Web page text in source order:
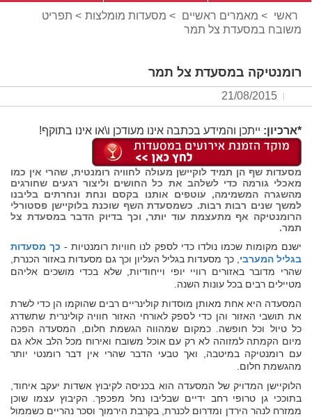
ראשי > מאמרים ראשיים > מסעדות מומלצות > תפריט
משובח במסעדת צל תמר
רומנטיקה במסעדת צל תמר
21/08/2015
*ארכיון: ייתכן והמידע בכתבה אינו מעודכן ו\או אינו בתוקף!
מסעדות שף הן תמיד לוקיישן מעולה לחוויה רומנטית, שהרי אין כמו
מאכלי גורמה כדי לשלהב את כל החושים וליצור רגעים שחורגים
מהשגרה המשמימה, עוטפים אותנו בקסם ונחת ונחרתים בליבנו
למשך שנים רבות רבות. כשמסעדת השף שוכנת בלוקיישן פסטורלי
הרומנטיקה אף מתעצמת עוד יותר, וכך בדיוק הדבר במסעדת צל
תמר.
ישנם מקומות שכמו נולדו כדי לספק לנו חוויות רומנטיות - כך מסעדות
בגליל המערבי , כך מסעדות בגליל העליון וכך גם מסעדות באזור הכנרת,
שהרי מדובר באזורים רוויי יופי וייחודיות, שלא בכדי מושכים אליהם
מטיילים רבים בכל עונות השנה.
המסעדה היא אחת מאותן מוסדות קולינריים רבים שהוקמו הן כדי לשרת
את תושבי האזור והן כדי לספק לאורחי האזור חוויה קולינרית שתשדרג
כל טיול וכל חופשה. כמקום שמהווה הגשמת חלום, המסעדה הפכה
מיום הקמתה למזוהה לא רק עם אוכל משובח ואירוח מכל הלב אלא גם
עם רומנטיקה במיטבה, ואך טבעי הדבר שהרי אין דבר רומנטי יותר
מהגשמת חלום.
הלוקיישן המדויק של המסעדה הוא בכניסה לקיבוץ אשדות יעקב איחוד,
בתוככי גן טרופי רחב ידיים שבליבו נחל מפכפך. הקיבוץ עצמו שוכן
ממזרח לנהר הירדן ומדרום לכנרת, בקרבת הירמוך וסכר נהריים כשממול